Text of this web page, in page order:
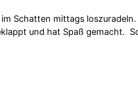
Schatten mittags
und hat Spaß gemacht.